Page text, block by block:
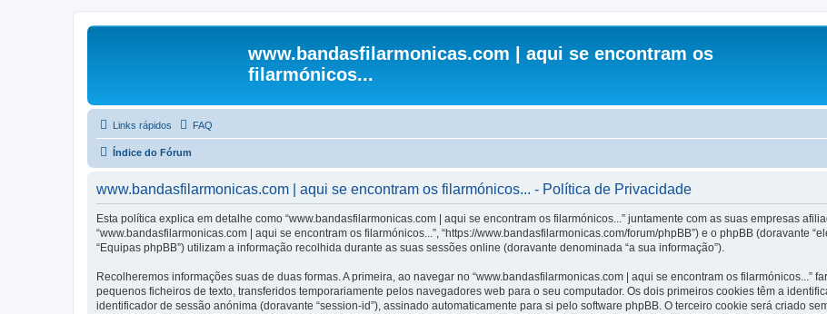
www.bandasfilarmonicas.com | aqui se encontram os
filarmónicos...
Links rápidos FAQ
Índice do Fórum
www.bandasfilarmonicas.com | aqui se encontram os filarmónicos... - Política de Privacidade
Esta política explica em detalhe como “www.bandasfilarmonicas.com | aqui se encontram os filarmónicos...” juntamente com as suas empresas
“www.bandasfilarmonicas.com | aqui se encontram os filarmónicos...”, “https://www.bandasfilarmonicas.com/forum/phpBB”) e o phpBB (doravante
“Equipas phpBB”) utilizam a informação recolhida durante as suas sessões online (doravante denominada “a sua informação”).
Recolheremos informações suas de duas formas. A primeira, ao navegar no “www.bandasfilarmonicas.com | aqui se encontram os filarmónicos...”
pequenos ficheiros de texto, transferidos temporariamente pelos navegadores web para o seu computador. Os dois primeiros cookies têm a
identificador de sessão anónima (doravante “session-id”), assinado automaticamente para si pelo software phpBB. O terceiro cookie será criado